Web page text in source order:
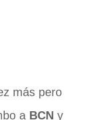
más pero
a BCN y